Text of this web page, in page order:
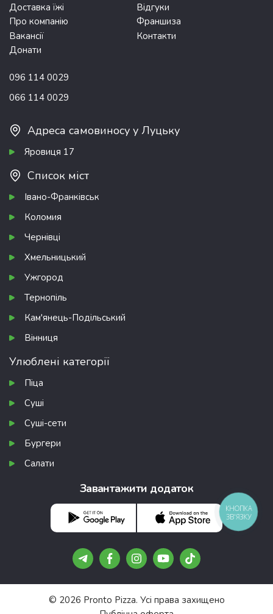
Доставка їжі
Відгуки
Про компанію
Франшиза
Вакансії
Контакти
Донати
096 114 0029
066 114 0029
Адреса самовиносу у Луцьку
Яровиця 17
Список міст
Івано-Франківськ
Коломия
Чернівці
Хмельницький
Ужгород
Тернопіль
Кам'янець-Подільський
Вінниця
Улюблені категорії
Піца
Суші
Суші-сети
Бургери
Салати
Завантажити додаток
© 2026 Pronto Pizza. Усі права захищено
КНОПКА
ЗВ'ЯЗКУ